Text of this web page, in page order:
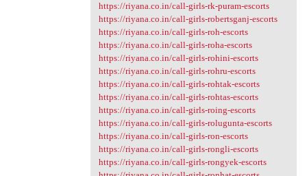
https://riyana.co.in/call-girls-rk-puram-escorts
https://riyana.co.in/call-girls-robertsganj-escorts
https://riyana.co.in/call-girls-roh-escorts
https://riyana.co.in/call-girls-roha-escorts
https://riyana.co.in/call-girls-rohini-escorts
https://riyana.co.in/call-girls-rohru-escorts
https://riyana.co.in/call-girls-rohtak-escorts
https://riyana.co.in/call-girls-rohtas-escorts
https://riyana.co.in/call-girls-roing-escorts
https://riyana.co.in/call-girls-rolugunta-escorts
https://riyana.co.in/call-girls-ron-escorts
https://riyana.co.in/call-girls-rongli-escorts
https://riyana.co.in/call-girls-rongyek-escorts